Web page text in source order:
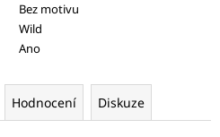
Bez motivu
Wild
Ano
Hodnocení Diskuze